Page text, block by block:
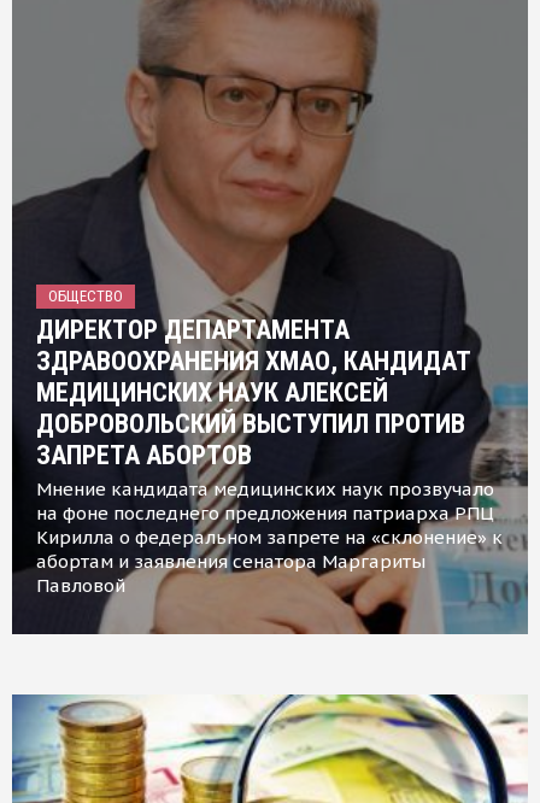
ОБЩЕСТВО
ДИРЕКТОР ДЕПАРТАМЕНТА
ЗДРАВООХРАНЕНИЯ ХМАО, КАНДИДАТ
МЕДИЦИНСКИХ НАУК АЛЕКСЕЙ
ДОБРОВОЛЬСКИЙ ВЫСТУПИЛ ПРОТИВ
ЗАПРЕТА АБОРТОВ
Мнение кандидата медицинских наук прозвучало
на фоне последнего предложения патриарха РПЦ
Кирилла о федеральном запрете на «склонение» к
абортам и заявления сенатора Маргариты
Павловой